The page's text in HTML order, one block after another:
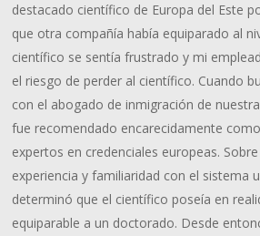
destacado científico de Europa del Este
que otra compañía había equiparado al
científico se sentía frustrado y mi
el riesgo de perder al científico. Cuando
con el abogado de inmigración de
fue recomendado encarecidamente
expertos en credenciales europeas.
experiencia y familiaridad con el sistema
determinó que el científico poseía en
equiparable a un doctorado. Desde